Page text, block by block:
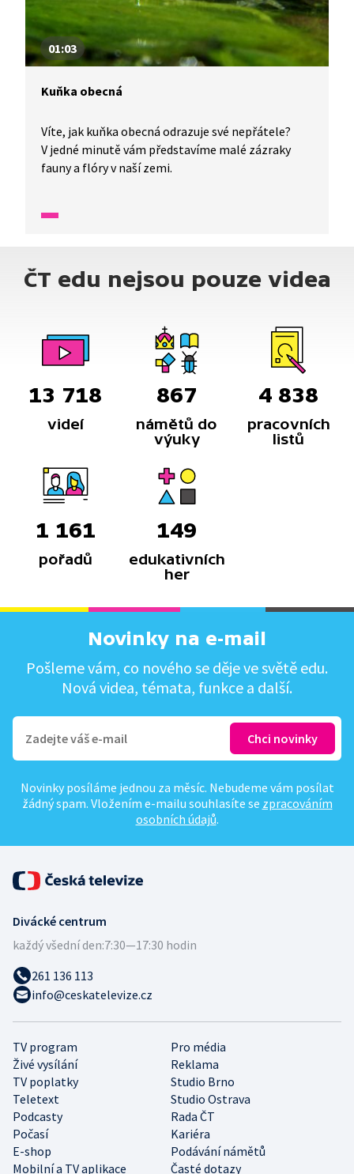
01:03
Kuňka obecná
Víte, jak kuňka obecná odrazuje své nepřátele?
V jedné minutě vám představíme malé zázraky
fauny a flóry v naší zemi.
ČT edu nejsou pouze videa
13 718
videí
867
námětů do
výuky
4 838
pracovních
listů
1 161
pořadů
149
edukativních
her
Novinky na e-mail
Pošleme vám, co nového se děje ve světě edu.
Nová videa, témata, funkce a další.
Novinky posíláme jednou za měsíc. Nebudeme vám posílat
žádný spam. Vložením e-mailu souhlasíte se zpracováním
osobních údajů.